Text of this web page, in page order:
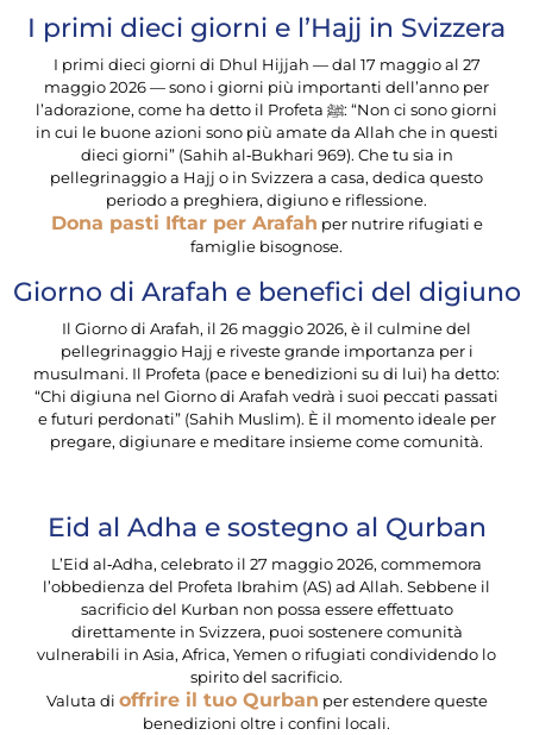
I primi dieci giorni e l’Hajj in Svizzera
I primi dieci giorni di Dhul Hijjah — dal 17 maggio al 27
maggio 2026 — sono i giorni più importanti dell’anno per
l’adorazione, come ha detto il Profeta ﷺ: “Non ci sono giorni
in cui le buone azioni sono più amate da Allah che in questi
dieci giorni” (Sahih al‑Bukhari 969). Che tu sia in
pellegrinaggio a Hajj o in Svizzera a casa, dedica questo
periodo a preghiera, digiuno e riflessione.
Dona pasti Iftar per Arafah per nutrire rifugiati e
famiglie bisognose.
Giorno di Arafah e benefici del digiuno
Il Giorno di Arafah, il 26 maggio 2026, è il culmine del
pellegrinaggio Hajj e riveste grande importanza per i
musulmani. Il Profeta (pace e benedizioni su di lui) ha detto:
“Chi digiuna nel Giorno di Arafah vedrà i suoi peccati passati
e futuri perdonati” (Sahih Muslim). È il momento ideale per
pregare, digiunare e meditare insieme come comunità.
Eid al Adha e sostegno al Qurban
L’Eid al‑Adha, celebrato il 27 maggio 2026, commemora
l’obbedienza del Profeta Ibrahim (AS) ad Allah. Sebbene il
sacrificio del Kurban non possa essere effettuato
direttamente in Svizzera, puoi sostenere comunità
vulnerabili in Asia, Africa, Yemen o rifugiati condividendo lo
spirito del sacrificio.
Valuta di offrire il tuo Qurban per estendere queste
benedizioni oltre i confini locali.